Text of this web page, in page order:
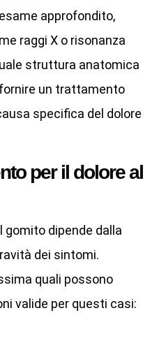
approfondito,
raggi X o risonanza
struttura anatomica
un trattamento
specifica del dolore
per il dolore al
gomito dipende dalla
dei sintomi.
quali possono
valide per questi casi: